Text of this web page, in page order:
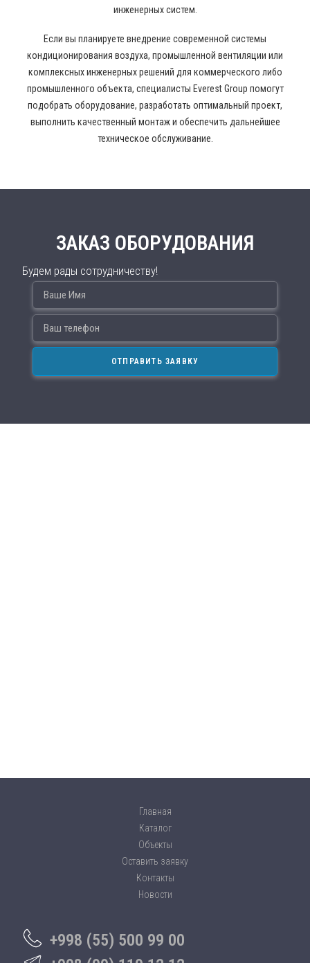
инженерных систем.
Если вы планируете внедрение современной системы
кондиционирования воздуха, промышленной вентиляции или
комплексных инженерных решений для коммерческого либо
промышленного объекта, специалисты Everest Group помогут
подобрать оборудование, разработать оптимальный проект,
выполнить качественный монтаж и обеспечить дальнейшее
техническое обслуживание.
ЗАКАЗ ОБОРУДОВАНИЯ
Будем рады сотрудничеству!
Главная
Каталог
Объекты
Оставить заявку
Контакты
Новости
+998 (55) 500 99 00